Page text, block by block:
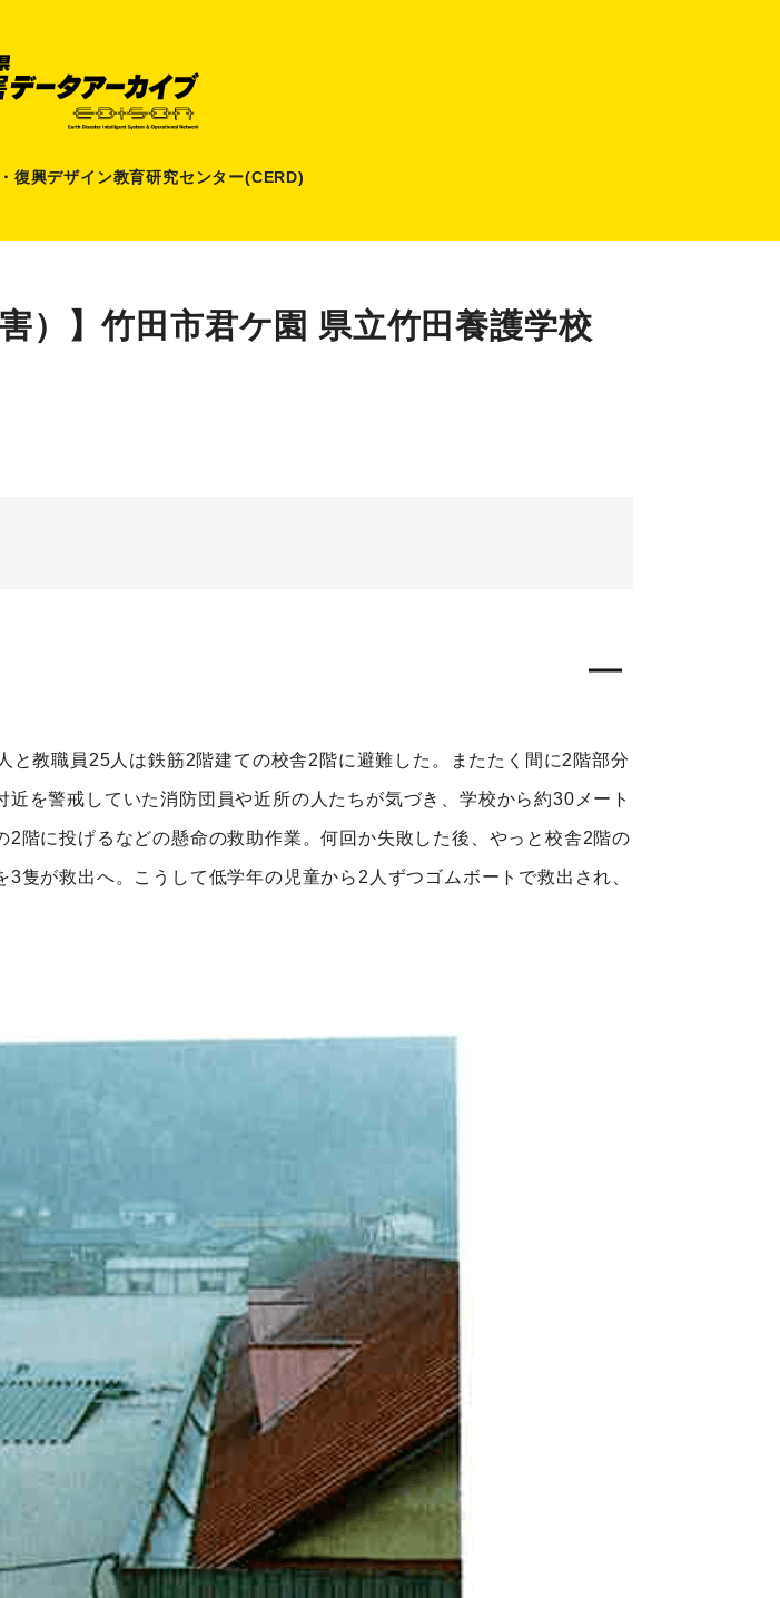
・ 復興デザイン教育研究センター(CERD)
）】竹田市君ケ園 県立竹田養護学校
教職員25人は鉄筋2階建ての校舎2階に避難した。またたく間に2階部分
を警戒していた消防団員や近所の人たちが気づき、学校から約30メート
階に投げるなどの懸命の救助作業。何回か失敗した後、やっと校舎2階の
隻が救出へ。こうして低学年の児童から2人ずつゴムボートで救出され、